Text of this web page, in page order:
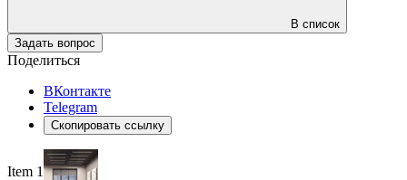
В список
Задать вопрос
Поделиться
ВКонтакте
Telegram
Скопировать ссылку
Item 1 of 4